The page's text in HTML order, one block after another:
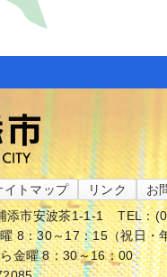
イトマップ リンク
お
添市安波茶1-1-1
TEL：
8：30～17：15（祝日・
金曜 8：30～16：00